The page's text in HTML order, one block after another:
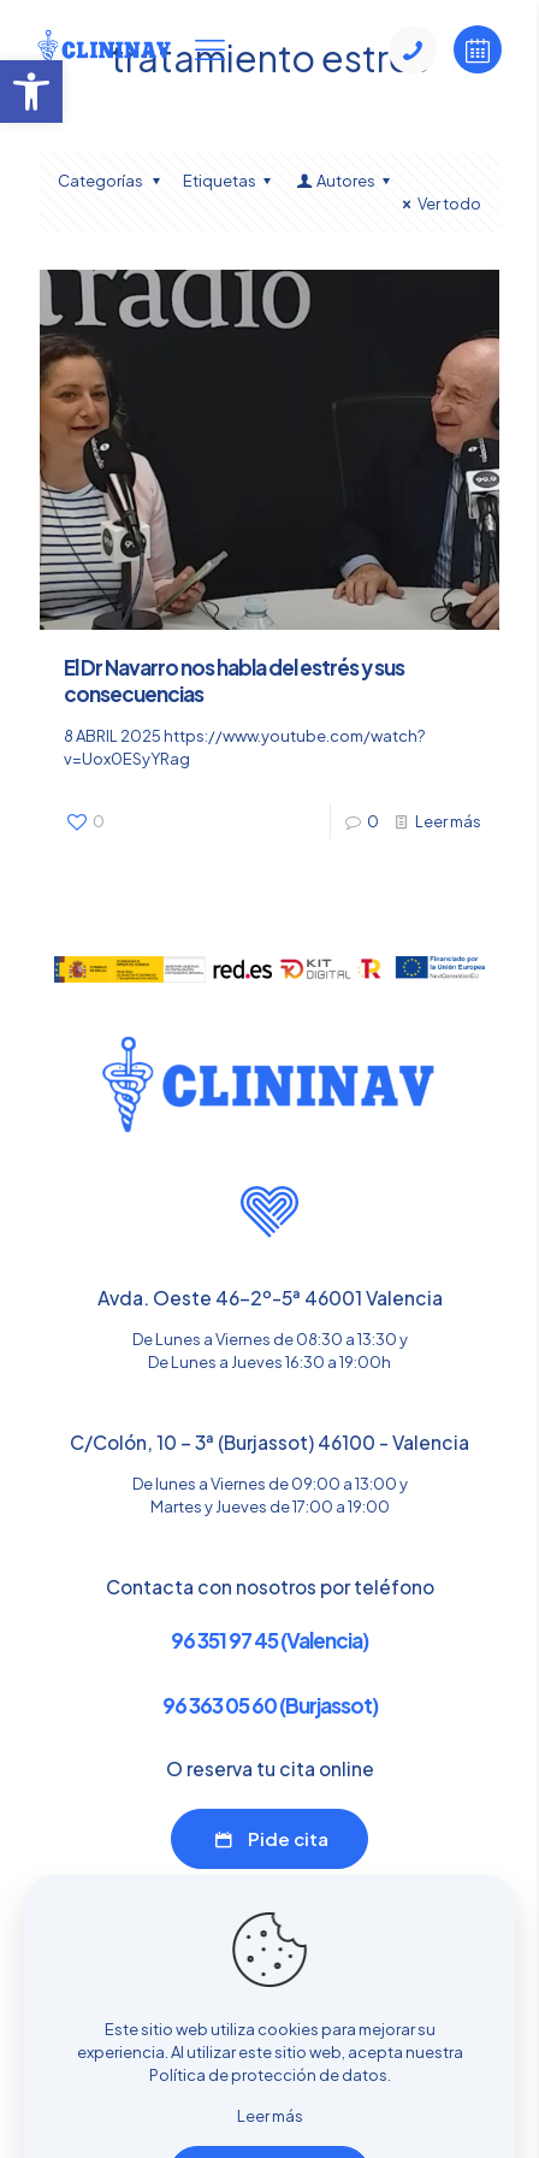
Abrir barra de herramientas
tratamiento estrés
Categorías Etiquetas
Autores
Ver todo
El Dr Navarro nos habla del estrés y sus
consecuencias
8 ABRIL 2025 https://www.youtube.com/watch?
v=Uox0ESyYRag
0 0 Leer más
Avda. Oeste 46-2º-5ª 46001 Valencia
De Lunes a Viernes de 08:30 a 13:30 y
De Lunes a Jueves 16:30 a 19:00h
C/Colón, 10 – 3ª (Burjassot) 46100 - Valencia
De lunes a Viernes de 09:00 a 13:00 y
Martes y Jueves de 17:00 a 19:00
Contacta con nosotros por teléfono
96 351 97 45 (Valencia)
96 363 05 60 (Burjassot)
O reserva tu cita online
Pide cita
Enlaces de interés
Servicios
Dónde estamos
Cita previa
Este sitio web utiliza cookies para mejorar su
experiencia. Al utilizar este sitio web, acepta nuestra
Política de protección de datos
Leer más